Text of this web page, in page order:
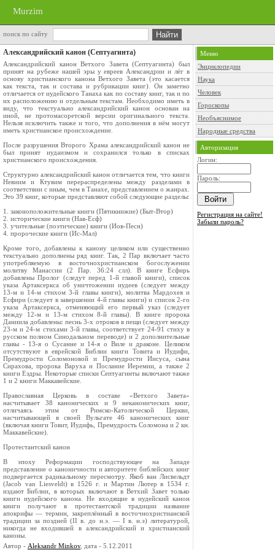
Murzim
поиск по сайту
Александрийский канон (Септуагинта)
Александрийский канон Ветхого Завета (Септуагинта) был
принят на рубеже нашей эры у евреев Александрии и лёг в
основу христианского канона Ветхого Завета (это касается
как текста, так и состава и рубрикации книг). Он заметно
отличается от иудейского Танаха как по составу книг, так и по
их расположению и отдельным текстам. Необходимо иметь в
виду, что текстуально александрийский канон основан на
иной, не протомасоретской версии оригинального текста.
Нельзя исключить также и того, что дополнения в нём могут
иметь христианское происхождение.
После разрушения Второго Храма александрийский канон не
был принят иудаизмом и сохранился только в списках
христианского происхождения.
Структурно александрийский канон отличается тем, что книги
Невиим и Ктувим перераспределены между разделами в
соответствии с иным, чем в Танахе, представлением о жанрах.
Это 39 книг, которые представляют собой следующие разделы:
1. законоположительные книги (Пятикнижие) (Быт-Втор)
2. исторические книги (Нав-Есф)
3. учительные (поэтические) книги (Иов-Песн)
4. пророческие книги (Ис-Мал)
Кроме того, добавлены к канону целиком или существенно
текстуально дополнены ряд книг. Так, 2 Пар включает часто
употребляемую в восточнохристианском богослужении
молитву Манассии (2 Пар. 36:24 слл). В книге Есфирь
добавлены Пролог (следут перед 1-й главой книги), список
указа Артаксеркса об уничтожении иудеев (следует между
13-м и 14-м стихом 3-й главы книги), молитва Мардохея и
Есфири (следует в завершении 4-й главы книги) и список 2-го
указа Артаксеркса, отменяющий его первый указ (следует
между 12-м и 13-м стихом 8-й главы). В книге пророка
Даниила добавлены: песнь 3-х отроков в пещи (следует между
23-м и 24-м стихами 3-й главы, соответствует 24-91 стиху в
русском полном Синодальном переводе) и 2 дополнительные
главы - 13-я о Сусанне и 14-я о Виле и драконе. Целиком
отсутствуют в еврейской Библии книги Товита и Иудифи,
Премудрости Соломоновой и Премудрости Иисуса, сына
Сирахова, пророка Варуха и Послание Иеремии, а также 2
книги Ездры. Некоторые списки Септуагинты включают также
1 и 2 книги Маккавейские.
Православная Церковь в составе «Ветхого Завета»
насчитывает 38 канонических и 9 неканонических книг,
отличаясь этим от Римско-Католической Церкви,
насчитывающей в своей Вульгате 46 канонических книг
(включая книги Товит, Иудифь, Премудрость Соломона и 2 кн.
Маккавейские).
Протестантский канон
В эпоху Реформации господствующее на Западе
представление о каноничности и авторитете библейских книг
подвергается радикальному пересмотру. Якоб ван Лисвельдт
(Jacob van Liesveldt) в 1526 г. и Мартин Лютер в 1534 г.
издают Библии, в которых включают в Ветхий Завет только
книги иудейского канона. Не входящие в иудейский канон
книги получают в протестантской традиции название
апокрифы — термин, закреплённый в восточнохристианской
традиции за поздней (II в. до н.э. — I в. н.э) литературой,
никогда не входившей в александрийский и христианский
каноны.
Автор - Aleksandr Minkov, дата - 5.12.2011
Меню
Энциклопедии
Наука
Человек
Гороскопы
Необъяснимое
Народные средства
Авторизация
Логин:
Пароль:
Регистрация на сайте!
Забыли пароль?